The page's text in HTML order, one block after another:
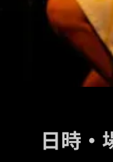
日時・